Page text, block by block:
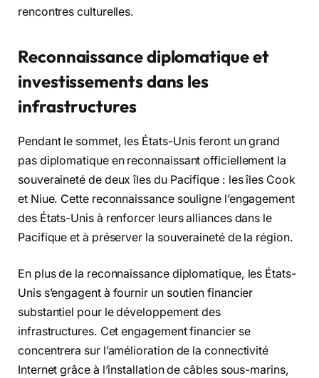
rencontres culturelles.
Reconnaissance diplomatique et
investissements dans les
infrastructures
Pendant le sommet, les États-Unis feront un grand
pas diplomatique en reconnaissant officiellement la
souveraineté de deux îles du Pacifique : les îles Cook
et Niue. Cette reconnaissance souligne l’engagement
des États-Unis à renforcer leurs alliances dans le
Pacifique et à préserver la souveraineté de la région.
En plus de la reconnaissance diplomatique, les États-
Unis s’engagent à fournir un soutien financier
substantiel pour le développement des
infrastructures. Cet engagement financier se
concentrera sur l’amélioration de la connectivité
Internet grâce à l’installation de câbles sous-marins,